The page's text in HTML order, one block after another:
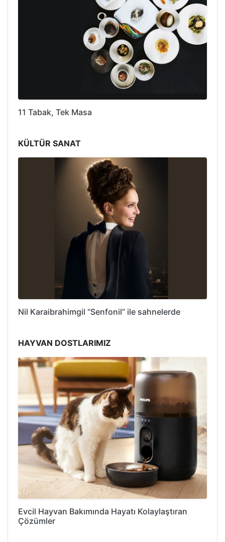
11 Tabak, Tek Masa
KÜLTÜR SANAT
Nil Karaibrahimgil “Senfonil” ile sahnelerde
HAYVAN DOSTLARIMIZ
Evcil Hayvan Bakımında Hayatı Kolaylaştıran
Çözümler